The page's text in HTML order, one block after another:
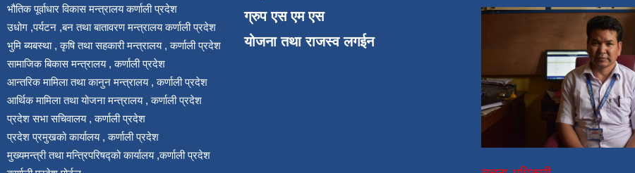
भौतिक पूर्वाधार विकास मन्त्रालय कर्णाली प्रदेश
उधोग ,पर्यटन ,बन तथा बातावरण मन्त्रालय कर्णाली प्रदेश
भुमि ब्यबस्था , कृषि तथा सहकारी मन्त्रालय , कर्णाली प्रदेश
सामाजिक बिकास मन्त्रालय , कर्णाली प्रदेश
आन्तरिक मामिला तथा कानुन मन्त्रालय , कर्णाली प्रदेश
आर्थिक मामिला तथा योजना मन्त्रालय , कर्णाली प्रदेश
प्रदेश सभा सचिवालय , कर्णाली प्रदेश
प्रदेश प्रमुखको कार्यालय , कर्णाली प्रदेश
मुख्यमन्त्री तथा मन्त्रिपरिषद्को कार्यालय ,कर्णाली प्रदेश
ग्रुप एस एम एस
योजना तथा राजस्व लगईन